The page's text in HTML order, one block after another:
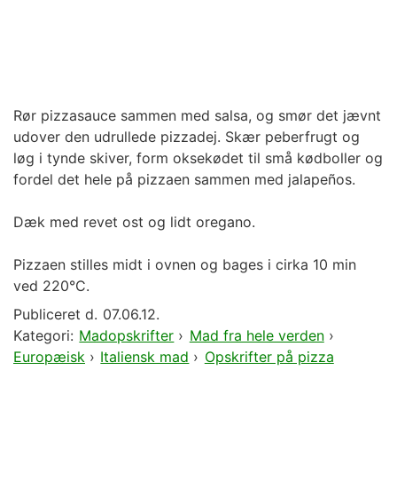
Rør pizzasauce sammen med salsa, og smør det jævnt
udover den udrullede pizzadej. Skær peberfrugt og
løg i tynde skiver, form oksekødet til små kødboller og
fordel det hele på pizzaen sammen med jalapeños.
Dæk med revet ost og lidt oregano.
Pizzaen stilles midt i ovnen og bages i cirka 10 min
ved 220°C.
Publiceret d. 07.06.12.
Kategori: Madopskrifter › Mad fra hele verden›
Europæisk › Italiensk mad › Opskrifter på pizza